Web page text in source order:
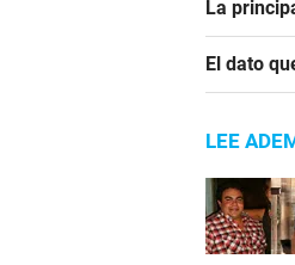
La
El dato
LEE